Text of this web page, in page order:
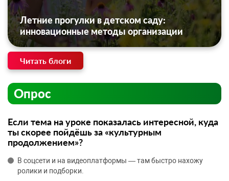
Летние прогулки в детском саду:
инновационные методы организации
Читать блоги
Опрос
Если тема на уроке показалась интересной, куда
ты скорее пойдёшь за «культурным
продолжением»?
В соцсети и на видеоплатформы — там быстро нахожу
ролики и подборки.